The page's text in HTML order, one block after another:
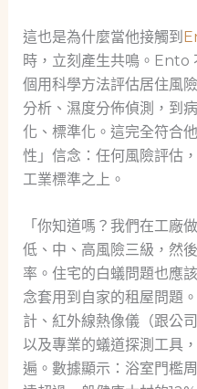
這也是為什麼當他接觸到
時，立刻產生共鳴。Ento
個用科學方法評估居住風
分析、濕度分佈偵測，到
化、標準化。這完全符合
性」信念：任何風險評估
工業標準之上。
「你知道嗎？我們在工廠
低、中、高風險三級，然
率。住宅的白蟻問題也應
念套用到自家的租屋問題
計、紅外線熱像儀（跟公
以及專業的蟻道探測工具
遍。數據顯示：浴室門檻